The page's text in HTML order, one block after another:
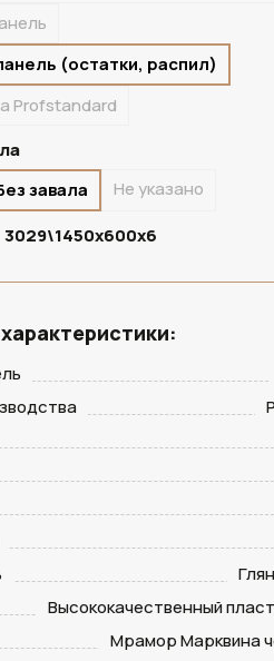
(остатки, распил)
Profstandard
завала
Не указано
3029\1450х600х6
Высококачественный
Мрамор Марквина